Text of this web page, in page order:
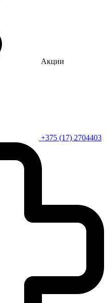
Акции
+375 (17) 2704403